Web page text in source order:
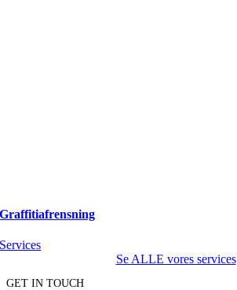
Graffitiafrensning
Services
Se ALLE vores services
GET IN TOUCH